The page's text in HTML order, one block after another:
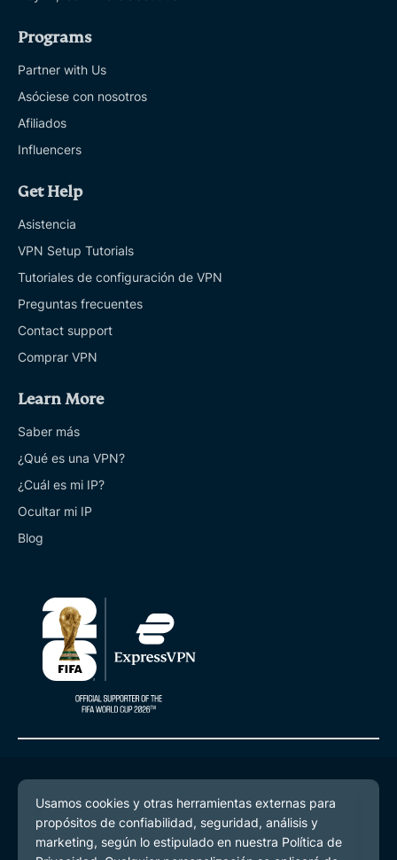
Programs
Partner with Us
Asóciese con nosotros
Afiliados
Influencers
Get Help
Asistencia
VPN Setup Tutorials
Tutoriales de configuración de VPN
Preguntas frecuentes
Contact support
Comprar VPN
Learn More
Saber más
¿Qué es una VPN?
¿Cuál es mi IP?
Ocultar mi IP
Blog
© 2026 ExpressVPN. Todos los derechos reservados.
Política de Privacidad
Términos de Servicio
Preferencias de cookies